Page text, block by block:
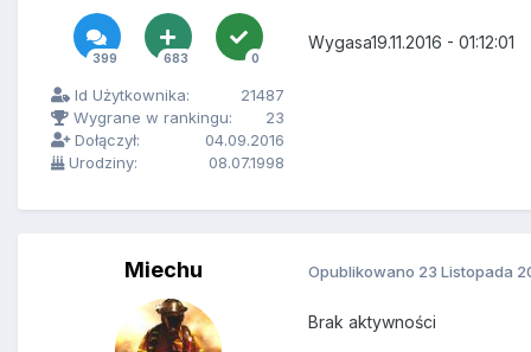
399 683 0
Id Użytkownika:
21487
Wygrane w rankingu:
23
Dołączył:
04.09.2016
Urodziny:
08.07.1998
Wygasa19.11.2016 - 01:12:01
Miechu Opublikowano 23 Listopada
Brak aktywności